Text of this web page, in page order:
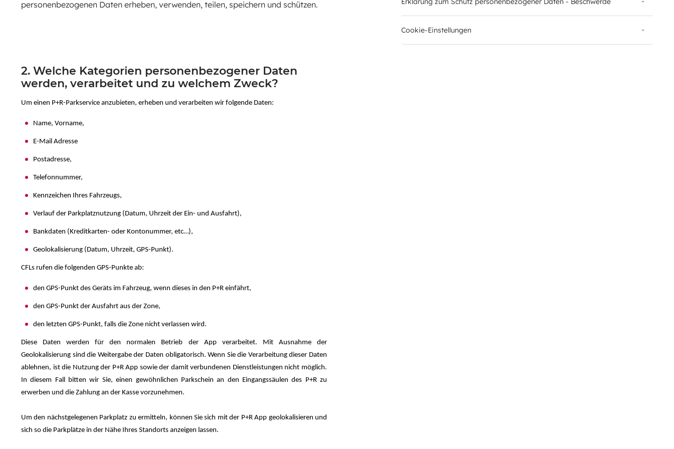
Cookie-Einstellungen
personenbezogenen Daten erheben, verwenden, teilen, speichern und schützen.
2. Welche Kategorien personenbezogener Daten
werden, verarbeitet und zu welchem Zweck?
Um einen P+R-Parkservice anzubieten, erheben und verarbeiten wir folgende Daten:
Name, Vorname,
E-Mail Adresse
Postadresse,
Telefonnummer,
Kennzeichen Ihres Fahrzeugs,
Verlauf der Parkplatznutzung (Datum, Uhrzeit der Ein- und Ausfahrt),
Bankdaten (Kreditkarten- oder Kontonummer, etc…),
Geolokalisierung (Datum, Uhrzeit, GPS-Punkt).
CFLs rufen die folgenden GPS-Punkte ab:
den GPS-Punkt des Geräts im Fahrzeug, wenn dieses in den P+R einfährt,
den GPS-Punkt der Ausfahrt aus der Zone,
den letzten GPS-Punkt, falls die Zone nicht verlassen wird.
Diese Daten werden für den normalen Betrieb der App verarbeitet. Mit Ausnahme der
Geolokalisierung sind die Weitergabe der Daten obligatorisch. Wenn Sie die Verarbeitung dieser Daten
ablehnen, ist die Nutzung der P+R App sowie der damit verbundenen Dienstleistungen nicht möglich.
In diesem Fall bitten wir Sie, einen gewöhnlichen Parkschein an den Eingangssäulen des P+R zu
erwerben und die Zahlung an der Kasse vorzunehmen.
Um den nächstgelegenen Parkplatz zu ermitteln, können Sie sich mit der P+R App geolokalisieren und
sich so die Parkplätze in der Nähe Ihres Standorts anzeigen lassen.